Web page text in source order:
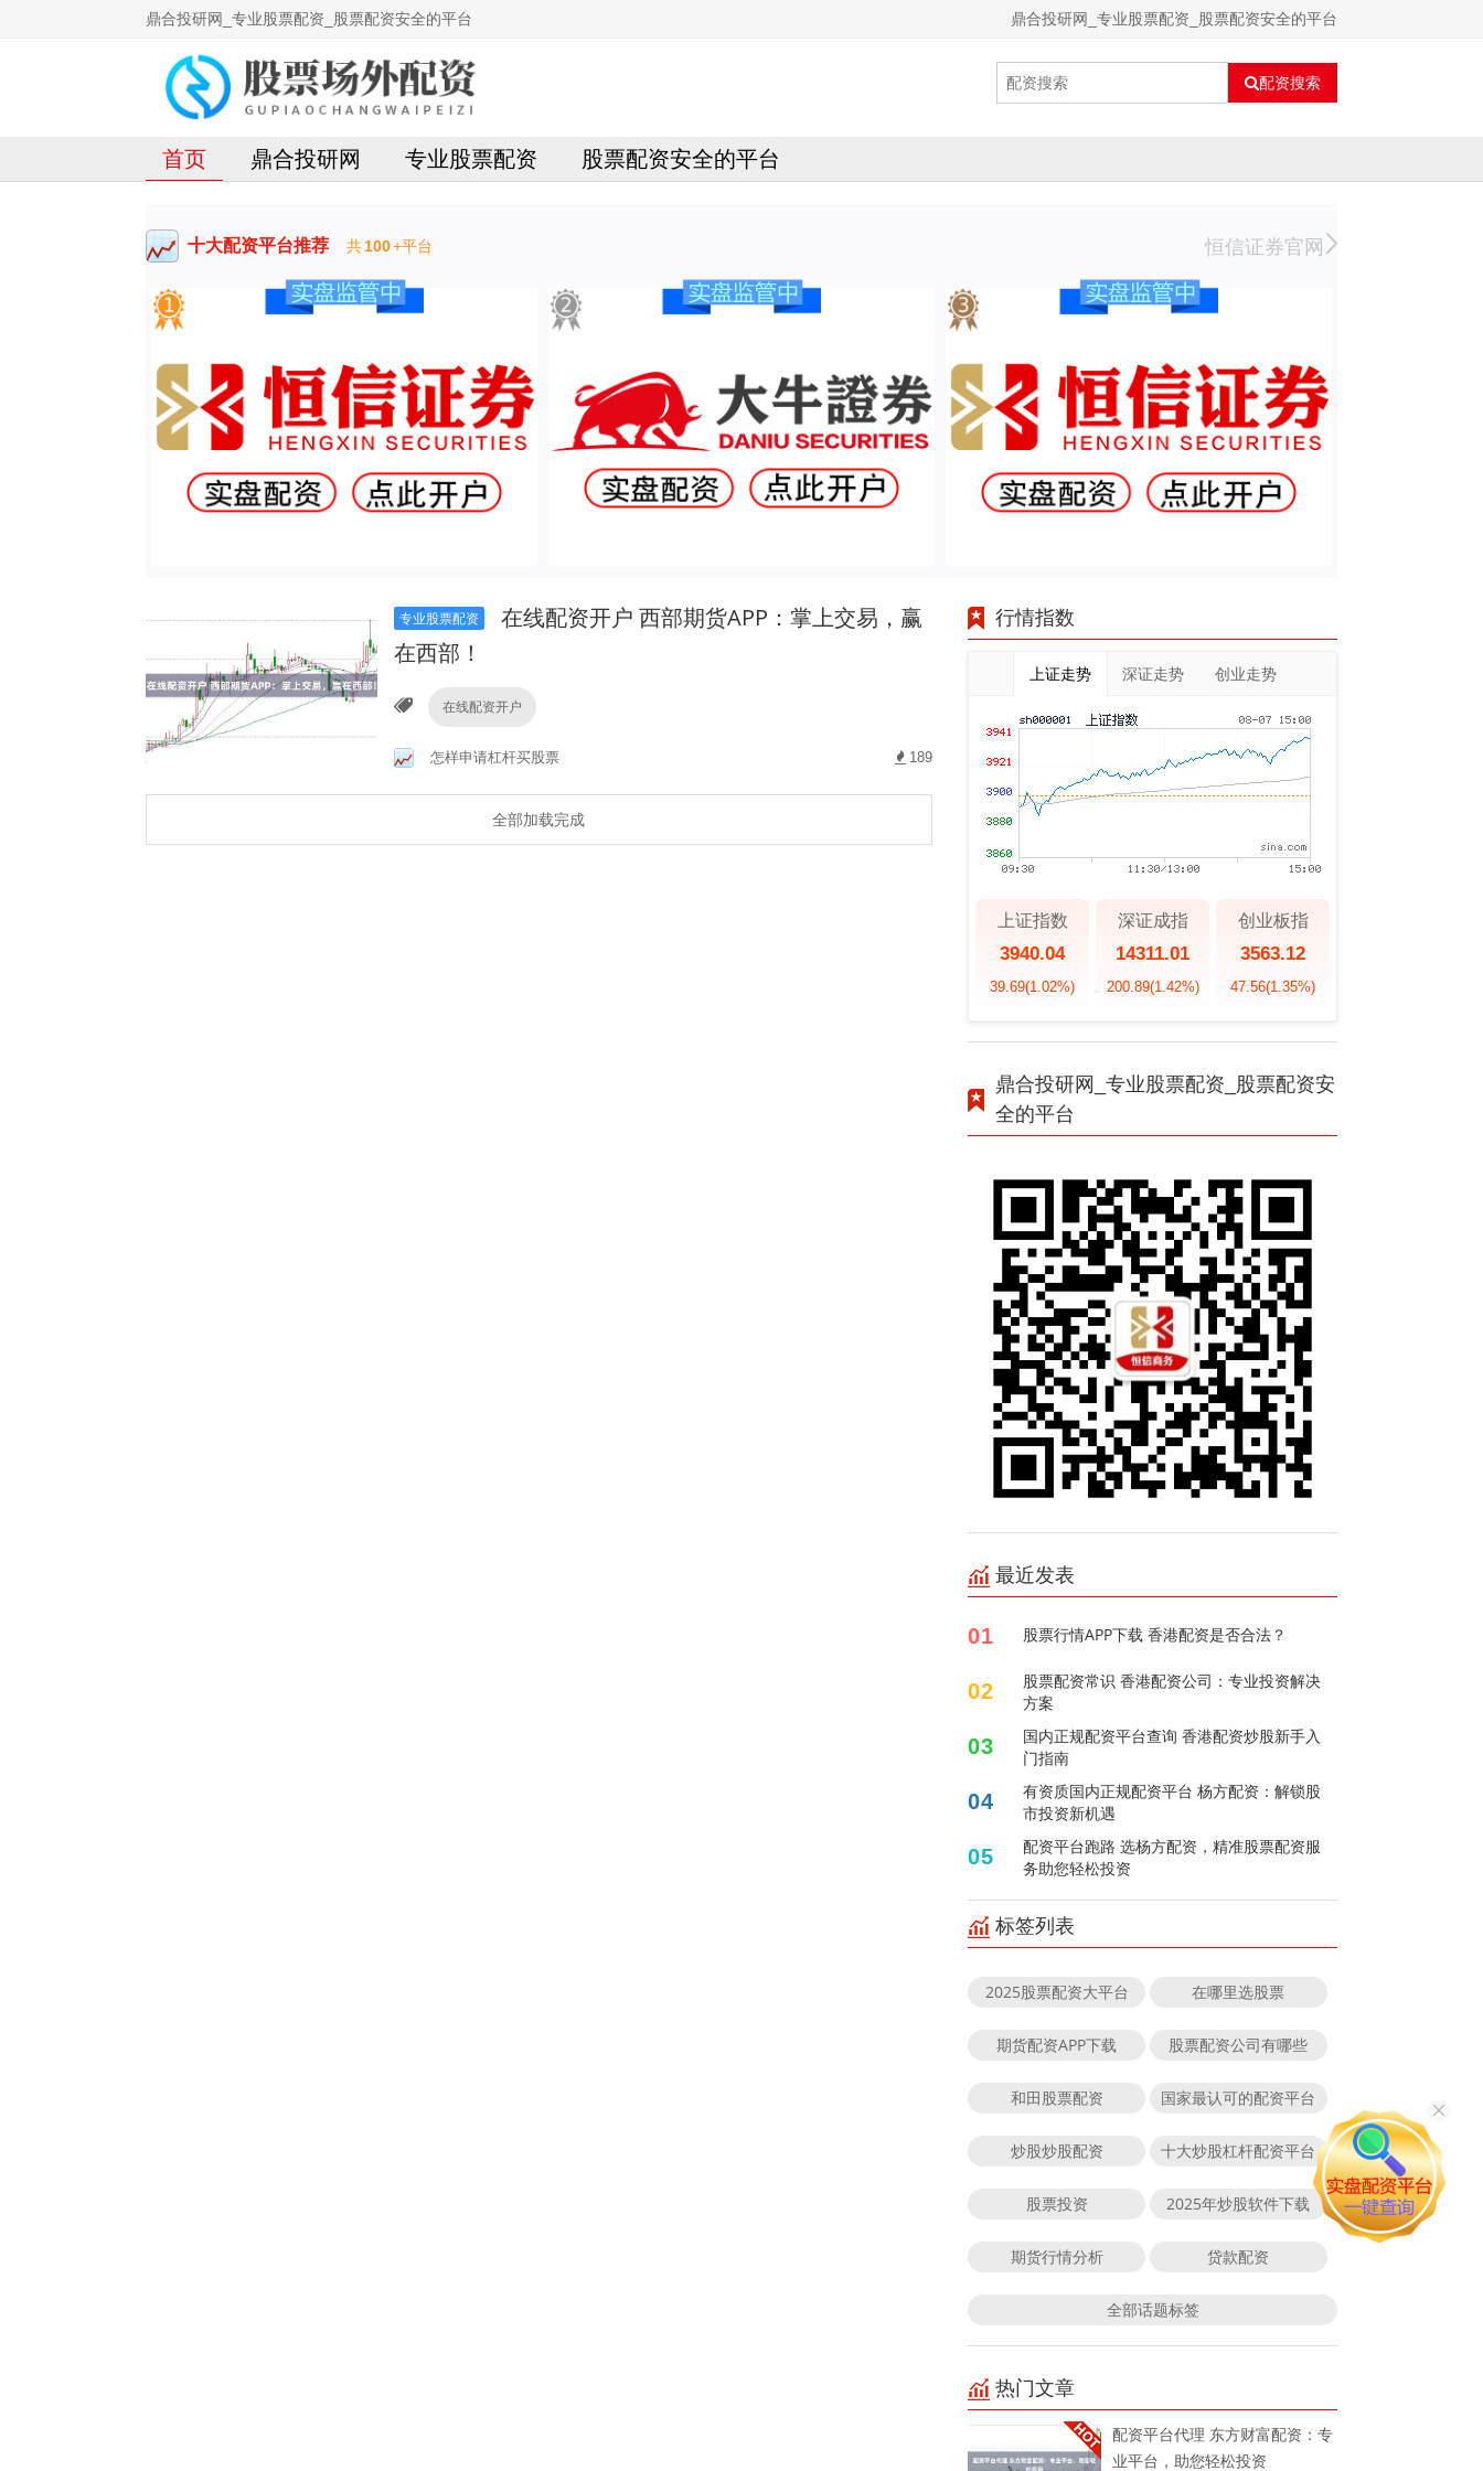
鼎合投研网_专业股票配资_股票配资安全的平台 鼎合投研网_专业股票配资_股票配资安全的平台
配资搜索
首页 鼎合投研网 专业股票配资 股票配资安全的平台
十大配资平台推荐 共100+平台 恒信证券官网
专业股票配资
在线配资开户 西部期货APP：掌上交易，赢
在西部！
在线配资开户
怎样申请杠杆买股票 189
全部加载完成
行情指数
上证走势 深证走势 创业走势
上证指数
3940.04
39.69(1.02%)
深证成指
14311.01
200.89(1.42%)
创业板指
3563.12
47.56(1.35%)
鼎合投研网_专业股票配资_股票配资安
全的平台
最近发表
01 股票行情APP下载 香港配资是否合法？
02
股票配资常识 香港配资公司：专业投资解决
方案
03
国内正规配资平台查询 香港配资炒股新手入
门指南
04
有资质国内正规配资平台 杨方配资：解锁股
市投资新机遇
05
配资平台跑路 选杨方配资，精准股票配资服
务助您轻松投资
标签列表
2025股票配资大平台 在哪里选股票
期货配资APP下载 股票配资公司有哪些
和田股票配资 国家最认可的配资平台
炒股炒股配资 十大炒股杠杆配资平台
股票投资 2025年炒股软件下载
期货行情分析 贷款配资
全部话题标签
热门文章
配资平台代理 东方财富配资：专
业平台，助您轻松投资